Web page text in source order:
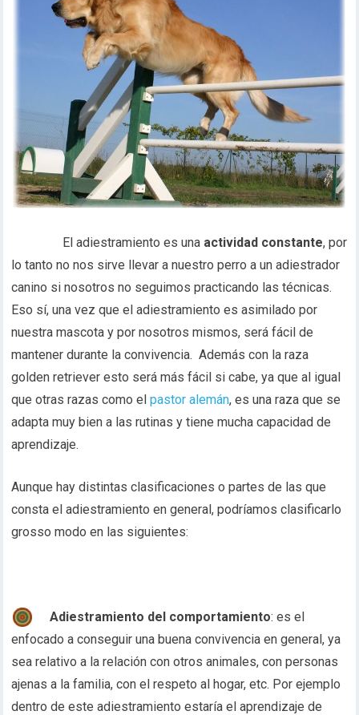
El adiestramiento es una actividad constante, por
lo tanto no nos sirve llevar a nuestro perro a un adiestrador
canino si nosotros no seguimos practicando las técnicas.
Eso sí, una vez que el adiestramiento es asimilado por
nuestra mascota y por nosotros mismos, será fácil de
mantener durante la convivencia. Además con la raza
golden retriever esto será más fácil si cabe, ya que al igual
que otras razas como elpastor alemán, es una raza que se
adapta muy bien a las rutinas y tiene mucha capacidad de
aprendizaje.
Aunque hay distintas clasificaciones o partes de las que
consta el adiestramiento en general, podríamos clasificarlo
grosso modo en las siguientes:
Adiestramiento del comportamiento: es el
enfocado a conseguir una buena convivencia en general, ya
sea relativo a la relación con otros animales, con personas
ajenas a la familia, con el respeto al hogar, etc. Por ejemplo
dentro de este adiestramiento estaría el aprendizaje de